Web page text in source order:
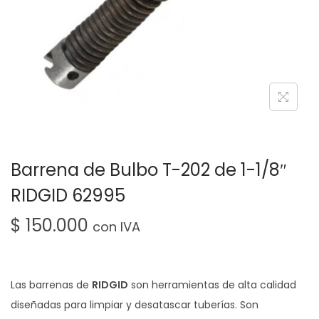
Barrena de Bulbo T-202 de 1-1/8″
RIDGID 62995
$ 150.000 con IVA
Las barrenas de RIDGID son herramientas de alta calidad
diseñadas para limpiar y desatascar tuberías. Son